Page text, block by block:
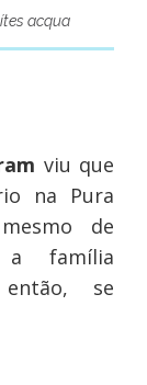
acqua
viu que
na Pura
de
família
se